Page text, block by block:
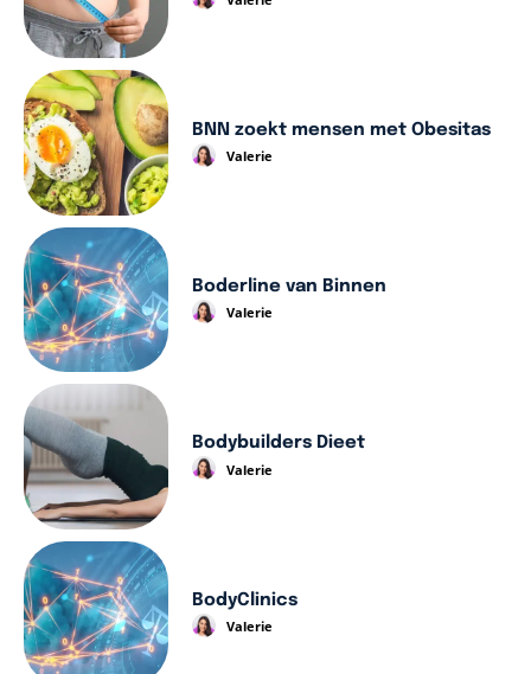
BNN zoekt mensen met Obesitas
Valerie
Boderline van Binnen
Valerie
Bodybuilders Dieet
Valerie
BodyClinics
Valerie